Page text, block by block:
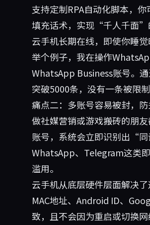
支持定制RPA自动化脚本，
填充话术，实现“千人千面”
云手机长期在线，即使你睡
举个例子，我在操作
WhatsApp Business账号。
突破5000条，没有一条被限
痛点二：多账号容易被封，
做社媒营销或游戏搬砖的朋
账号，系统会立即识别出“
WhatsApp、Telegram这类
滥用。
云手机从底层硬件层面解决
MAC地址、Android ID、
致，且不会因为重启或切换